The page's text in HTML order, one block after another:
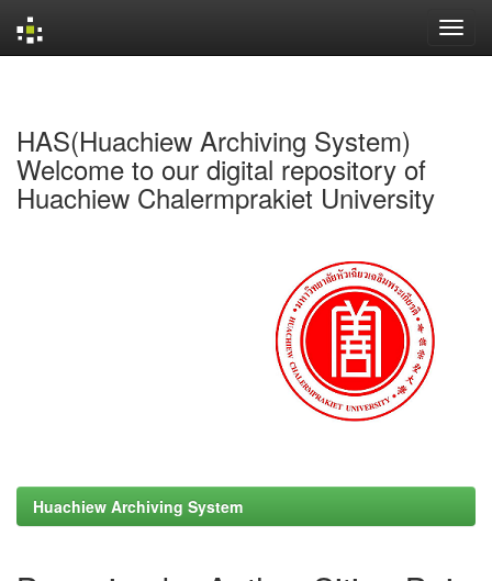
HAS(Huachiew Archiving System)
Welcome to our digital repository of
Huachiew Chalermprakiet University
Huachiew Archiving System